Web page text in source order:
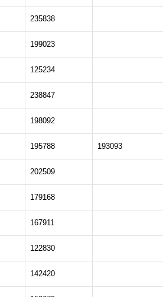
235838
199023
125234
238847
198092
195788 193093
202509
179168
167911
122830
142420